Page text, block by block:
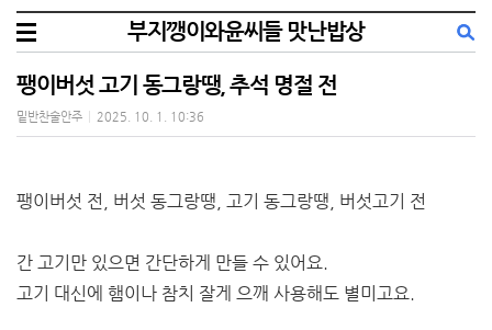
부지깽이와윤씨들 맛난밥상
팽이버섯 고기 동그랑땡, 추석 명절 전
밑반찬술안주 2025. 10. 1. 10:36
팽이버섯 전, 버섯 동그랑땡, 고기 동그랑땡, 버섯고기 전
간 고기만 있으면 간단하게 만들 수 있어요.
고기 대신에 햄이나 참치 잘게 으깨 사용해도 별미고요.